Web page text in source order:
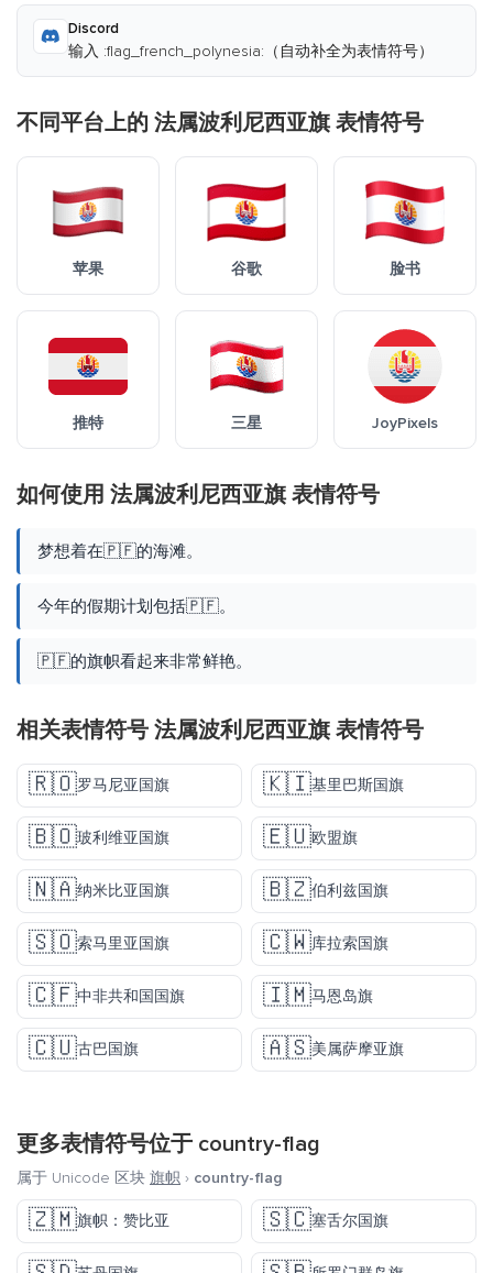
Discord
输入 :flag_french_polynesia:（自动补全为表情符号）
不同平台上的 法属波利尼西亚旗 表情符号
苹果 谷歌 脸书
推特 三星 JoyPixels
如何使用 法属波利尼西亚旗 表情符号
梦想着在🇵🇫的海滩。
今年的假期计划包括🇵🇫。
🇵🇫的旗帜看起来非常鲜艳。
相关表情符号 法属波利尼西亚旗 表情符号
🇷🇴罗马尼亚国旗 🇰🇮基里巴斯国旗
🇧🇴玻利维亚国旗 🇪🇺欧盟旗
🇳🇦纳米比亚国旗 🇧🇿伯利兹国旗
🇸🇴索马里亚国旗 🇨🇼库拉索国旗
🇨🇫中非共和国国旗 🇮🇲马恩岛旗
🇨🇺古巴国旗 🇦🇸美属萨摩亚旗
更多表情符号位于 country-flag
属于 Unicode 区块 旗帜 › country-flag
🇿🇲旗帜：赞比亚 🇸🇨塞舌尔国旗